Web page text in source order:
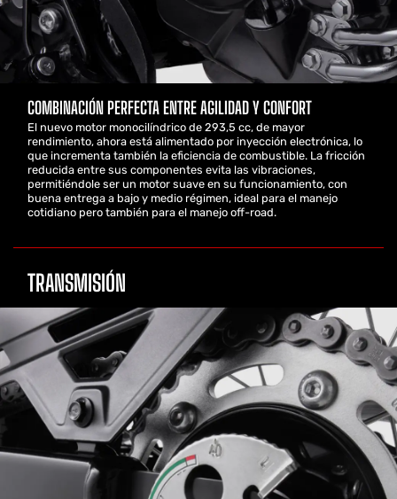
COMBINACIÓN PERFECTA ENTRE AGILIDAD Y CONFORT
El nuevo motor monocilíndrico de 293,5 cc, de mayor
rendimiento, ahora está alimentado por inyección electrónica, lo
que incrementa también la eficiencia de combustible. La fricción
reducida entre sus componentes evita las vibraciones,
permitiéndole ser un motor suave en su funcionamiento, con
buena entrega a bajo y medio régimen, ideal para el manejo
cotidiano pero también para el manejo off-road.
TRANSMISIÓN